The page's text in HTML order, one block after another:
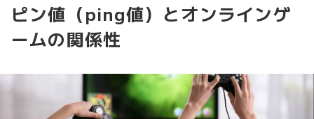
ピン値（ping値）とオンラインゲ
ームの関係性